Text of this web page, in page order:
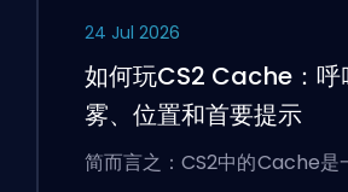
24 Jul 2026
如何玩CS2 Cache：呼
雾、位置和首要提示
简而言之：CS2中的Cache